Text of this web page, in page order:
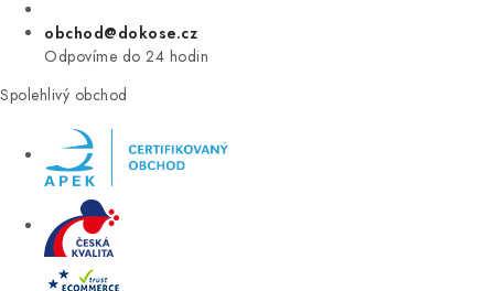
obchod@dokose.cz
Odpovíme do 24 hodin
Spolehlivý obchod
Úvod Kontakt Blog
Moje objednávka